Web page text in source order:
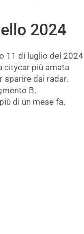
2024
11 di luglio del 2024
citycar più amata
sparire dai radar.
B,
di un mese fa.